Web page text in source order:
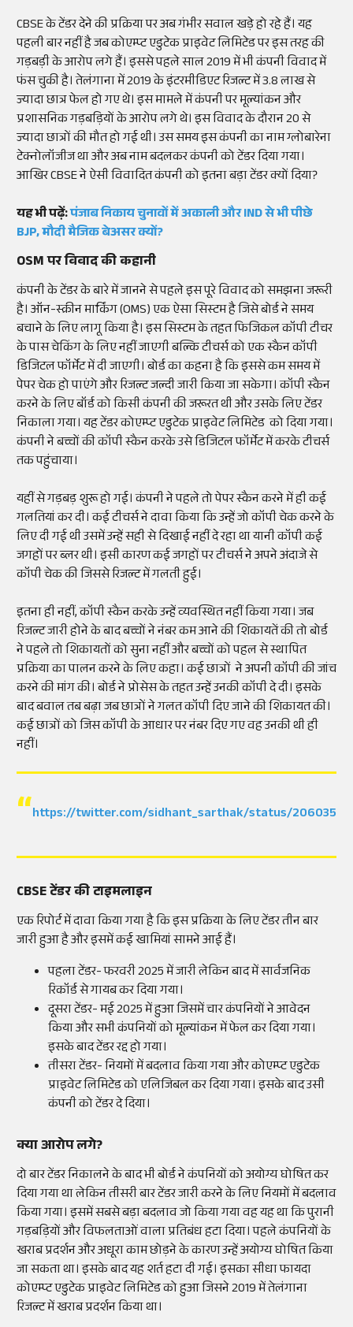
CBSE के टेंडर देने की प्रक्रिया पर अब गंभीर सवाल खड़े हो रहे हैं। यह
पहली बार नहीं है जब कोएम्प्ट एडुटेक प्राइवेट लिमिटेड पर इस तरह की
गड़बड़ी के आरोप लगे हैं। इससे पहले साल 2019 में भी कंपनी विवाद में
फंस चुकी है। तेलंगाना में 2019 के इंटरमीडिएट रिजल्ट में 3.8 लाख से
ज्यादा छात्र फेल हो गए थे। इस मामले में कंपनी पर मूल्यांकन और
प्रशासनिक गड़बड़ियों के आरोप लगे थे। इस विवाद के दौरान 20 से
ज्यादा छात्रों की मौत हो गई थी। उस समय इस कंपनी का नाम ग्लोबारेना
टेक्नोलॉजीज था और अब नाम बदलकर कंपनी को टेंडर दिया गया।
आखिर CBSE ने ऐसी विवादित कंपनी को इतना बड़ा टेंडर क्यों दिया?
यह भी पढ़ें:पंजाब निकाय चुनावों में अकाली और IND से भी पीछे
BJP, मौदी मैजिक बेअसर क्यों?
OSM पर विवाद की कहानी
कंपनी के टेंडर के बारे में जानने से पहले इस पूरे विवाद को समझना जरूरी
है। ऑन-स्क्रीन मार्किंग (OMS) एक ऐसा सिस्टम है जिसे बोर्ड ने समय
बचाने के लिए लागू किया है। इस सिस्टम के तहत फिजिकल कॉपी टीचर
के पास चेकिंग के लिए नहीं जाएगी बल्कि टीचर्स को एक स्कैन कॉपी
डिजिटल फॉर्मेट में दी जाएगी। बोर्ड का कहना है कि इससे कम समय में
पेपर चेक हो पाएंगे और रिजल्ट जल्दी जारी किया जा सकेगा। कॉपी स्कैन
करने के लिए बॉर्ड को किसी कंपनी की जरूरत थी और उसके लिए टेंडर
निकाला गया। यह टेंडर कोएम्प्ट एडुटेक प्राइवेट लिमिटेड को दिया गया।
कंपनी ने बच्चों की कॉपी स्कैन करके उसे डिजिटल फॉर्मेट में करके टीचर्स
तक पहुंचाया।
यहीं से गड़बड़ शुरू हो गई। कंपनी ने पहले तो पेपर स्कैन करने में ही कई
गलतियां कर दी। कई टीचर्स ने दावा किया कि उन्हें जो कॉपी चेक करने के
लिए दी गई थी उसमें उन्हें सही से दिखाई नहीं दे रहा था यानी कॉपी कई
जगहों पर ब्लर थी। इसी कारण कई जगहों पर टीचर्स ने अपने अंदाजे से
कॉपी चेक की जिससे रिजल्ट में गलती हुई।
इतना ही नहीं, कॉपी स्कैन करके उन्हें व्यवस्थित नहीं किया गया। जब
रिजल्ट जारी होने के बाद बच्चों ने नंबर कम आने की शिकायतें की तो बोर्ड
ने पहले तो शिकायतों को सुना नहीं और बच्चों को पहल से स्थापित
प्रक्रिया का पालन करने के लिए कहा। कई छात्रों ने अपनी कॉपी की जांच
करने की मांग की। बोर्ड ने प्रोसेस के तहत उन्हें उनकी कॉपी दे दी। इसके
बाद बवाल तब बढ़ा जब छात्रों ने गलत कॉपी दिए जाने की शिकायत की।
कई छात्रों को जिस कॉपी के आधार पर नंबर दिए गए वह उनकी थी ही
नहीं।
https://twitter.com/sidhant_sarthak/status/
CBSE टेंडर की टाइमलाइन
एक रिपोर्ट में दावा किया गया है कि इस प्रक्रिया के लिए टेंडर तीन बार
जारी हुआ है और इसमें कई खामियां सामने आई हैं।
पहला टेंडर- फरवरी 2025 में जारी लेकिन बाद में सार्वजनिक
रिकॉर्ड से गायब कर दिया गया।
दूसरा टेंडर- मई 2025 में हुआ जिसमें चार कंपनियों ने आवेदन
किया और सभी कंपनियों को मूल्यांकन में फेल कर दिया गया।
इसके बाद टेंडर रद्द हो गया।
तीसरा टेंडर- नियमों में बदलाव किया गया और कोएम्प्ट एडुटेक
प्राइवेट लिमिटेड को एलिजिबल कर दिया गया। इसके बाद उसी
कंपनी को टेंडर दे दिया।
क्या आरोप लगे?
दो बार टेंडर निकालने के बाद भी बोर्ड ने कंपनियों को अयोग्य घोषित कर
दिया गया था लेकिन तीसरी बार टेंडर जारी करने के लिए नियमों में बदलाव
किया गया। इसमें सबसे बड़ा बदलाव जो किया गया वह यह था कि पुरानी
गड़बड़ियों और विफलताओं वाला प्रतिबंध हटा दिया। पहले कंपनियों के
खराब प्रदर्शन और अधूरा काम छोड़ने के कारण उन्हें अयोग्य घोषित किया
जा सकता था। इसके बाद यह शर्त हटा दी गई। इसका सीधा फायदा
कोएम्प्ट एडुटेक प्राइवेट लिमिटेड को हुआ जिसने 2019 में तेलंगाना
रिजल्ट में खराब प्रदर्शन किया था।